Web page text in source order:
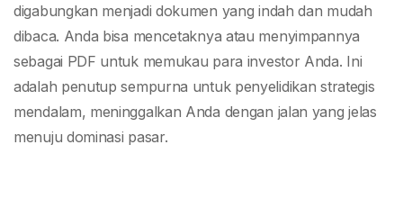
digabungkan menjadi dokumen yang indah dan mudah
dibaca. Anda bisa mencetaknya atau menyimpannya
sebagai PDF untuk memukau para investor Anda. Ini
adalah penutup sempurna untuk penyelidikan strategis
mendalam, meninggalkan Anda dengan jalan yang jelas
menuju dominasi pasar.